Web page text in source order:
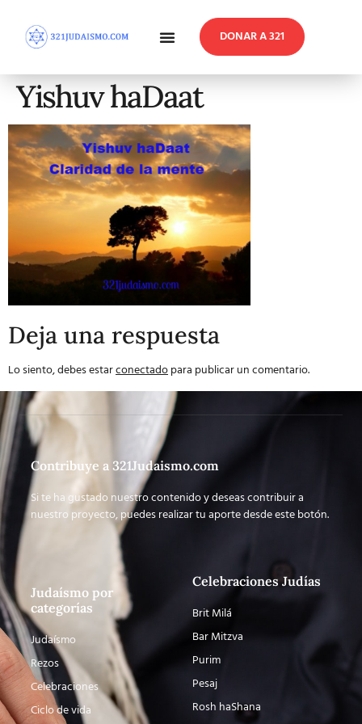
DONAR A 321
Yishuv haDaat
Deja una respuesta
Lo siento, debes estarconectadopara publicar un comentario.
Contribuye a 321Judaismo.com
Si te ha gustado nuestro contenido y deseas contribuir a
nuestro proyecto, puedes realizar tu aporte desde este botón.
Judaísmo por
categorías
Judaísmo
Rezos
Celebraciones
Ciclo de vida
Celebraciones Judías
Brit Milá
Bar Mitzva
Purim
Pesaj
Rosh haShana